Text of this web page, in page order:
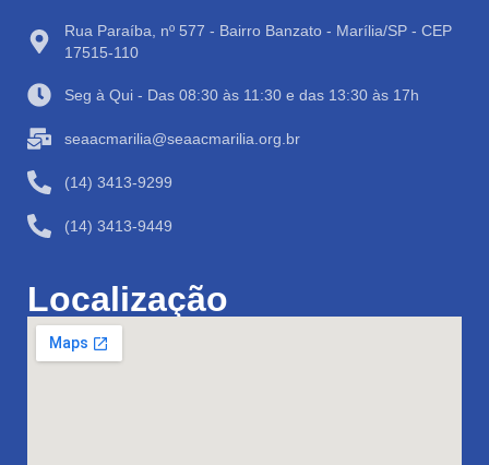
Rua Paraíba, nº 577 - Bairro Banzato - Marília/SP - CEP
17515-110
Seg à Qui - Das 08:30 às 11:30 e das 13:30 às 17h
seaacmarilia@seaacmarilia.org.br
(14) 3413-9299
(14) 3413-9449
Localização